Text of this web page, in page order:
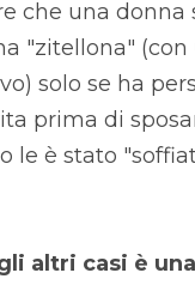
che una donna
"zitellona" (con
solo se ha
prima di
le è stato
altri casi è